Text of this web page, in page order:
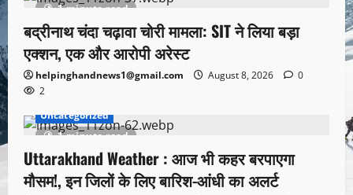
1 minute read
बद्रीनाथ चंदा चढ़ावा चोरी मामला: SIT ने लिया बड़ा
एक्शन, एक और आरोपी अरेस्ट
helpinghandnews1@gmail.com August 8, 2026
0
2
1 minute read
Uncategorized
Uttarakhand Weather : आज भी कहर बरपाएगा
मौसम!, इन जिलों के लिए बारिश-आंधी का अलर्ट